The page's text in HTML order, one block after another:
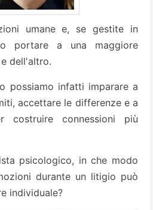
umane e, se gestite in
portare a una maggiore
dell'altro.
possiamo infatti imparare a
accettare le differenze e a
costruire connessioni più
psicologico, in che modo
durante un litigio può
individuale?